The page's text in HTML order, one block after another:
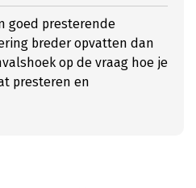
goed presterende
breder opvatten dan
op de vraag hoe je
presteren en